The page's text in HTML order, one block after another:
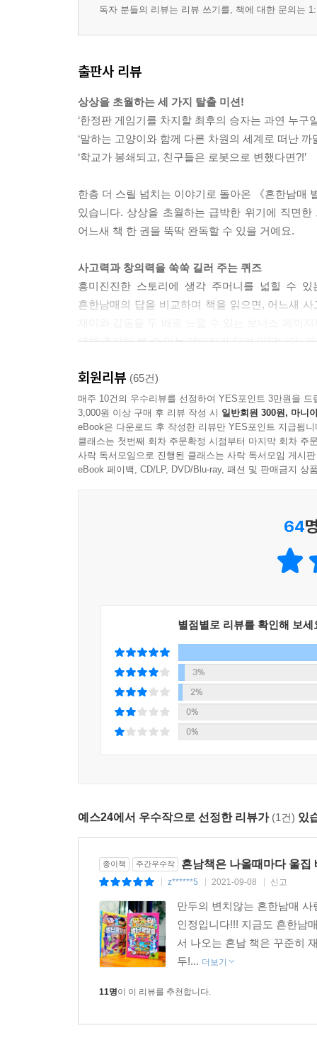
독자 분들의 리뷰는 리뷰 쓰기를, 책에 대한 문의는
출판사 리뷰
상상을 초월하는 세 가지 탈출 미션!
‘한정판 게임기를 차지할 최후의 승자는 과연 누구
‘말하는 고양이와 함께 다른 차원의 세계로 떠난 까
‘학교가 봉쇄되고, 친구들은 로봇으로 변했다면?!’
한층 더 스릴 넘치는 이야기로 돌아온 《흔한남매
있습니다. 상상을 초월하는 급박한 위기에 직면
어느새 책 한 권을 뚝딱 완독할 수 있을 거예요.
사고력과 창의력을 쑥쑥 길러 주는 퀴즈
흥미진진한 스토리에 생각 주머니를 넓힐 수
흔한남매의 답을 비교하며 책을 읽으면, 어느새
대해 추리해 볼 수 있는 페이지가 담겨 있답니다.
회원리뷰 (65건)
매주 10건의 우수리뷰를 선정하여 YES포인트 3만원을 드
3,000원 이상 구매 후 리뷰 작성 시 일반회원 300원, 마니
eBook은 다운로드 후 작성한 리뷰만 YES포인트 지급됩니
클래스는 첫번째 회차 주문확정 시점부터 마지막 회차 주
사락 독서모임으로 진행된 클래스는 사락 독서모임 게시
eBook 페이백, CD/LP, DVD/Blu-ray, 패션 및 판매금지 상
64
별점별로 리뷰를 확인해 보세
3%
2%
0%
0%
예스24에서 우수작으로 선정한 리뷰가 (1건) 있
종이책 주간우수작 흔남책은 나올때마다 울집
z******5 2021-09-08 신고
만두의 변치않는 흔한남매
인정입니다!!! 지금도 흔한남
서 나오는 흔남 책은 꾸준히
두!... 더보기
11명이 이 리뷰를 추천합니다.